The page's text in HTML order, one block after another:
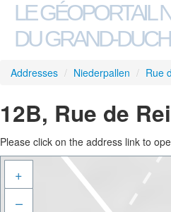
LE GÉOPORTAIL
DU GRAND-
Addresses / Niederpallen / Rue
12B, Rue de
Please click on the address link to
+
–